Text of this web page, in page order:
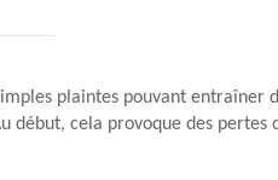
plaintes pouvant entraîner
début, cela provoque des pertes